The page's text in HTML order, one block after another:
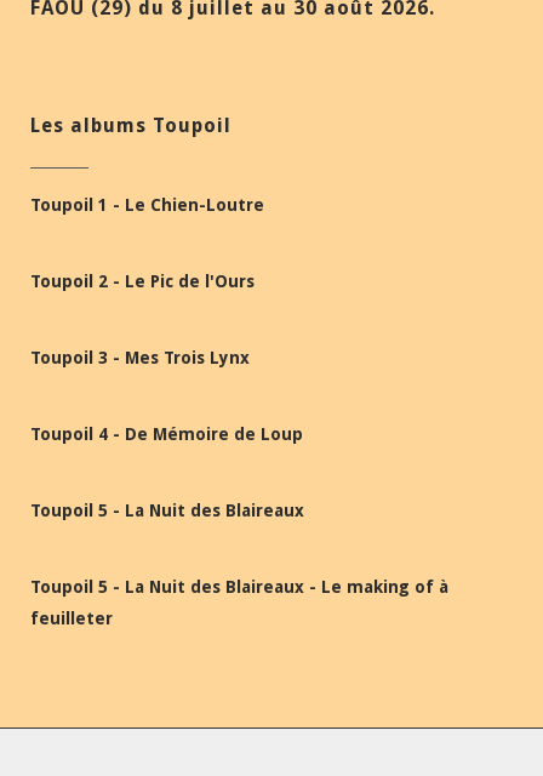
FAOU (29) du 8 juillet au 30 août 2026.
Les albums Toupoil
Toupoil 1 - Le Chien-Loutre
Toupoil 2 - Le Pic de l'Ours
Toupoil 3 - Mes Trois Lynx
Toupoil 4 - De Mémoire de Loup
Toupoil 5 - La Nuit des Blaireaux
Toupoil 5 - La Nuit des Blaireaux - Le making of à
feuilleter